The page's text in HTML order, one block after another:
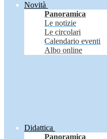
Novità
Panoramica
Le notizie
Le circolari
Calendario eventi
Albo online
Didattica
Panoramica